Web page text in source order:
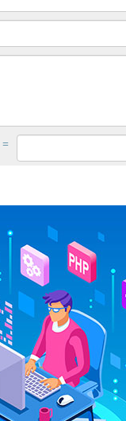
= ۲ بعلاوه ۲